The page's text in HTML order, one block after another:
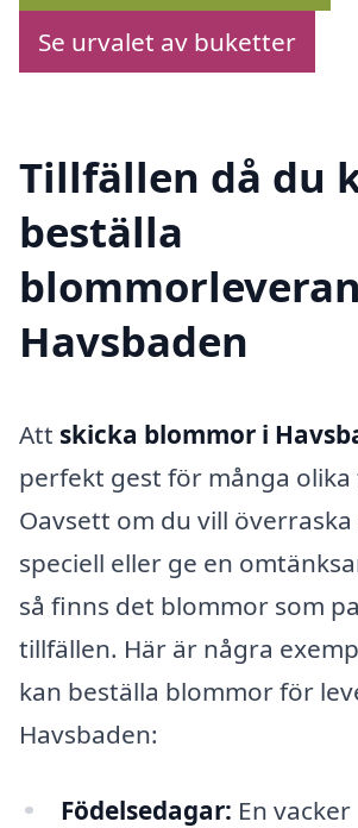
Se urvalet av buketter
Tillfällen då du
beställa
Havsbaden
Att skicka blommor i
perfekt gest för många olika
Oavsett om du vill
speciell eller ge en
så finns det blommor som
tillfällen. Här är några
kan beställa blommor för
Havsbaden:
Födelsedagar: En vacker